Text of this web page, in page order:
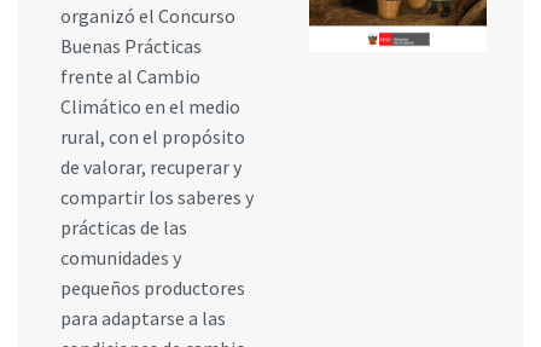
organizó el Concurso
Buenas Prácticas
frente al Cambio
Climático en el medio
rural, con el propósito
de valorar, recuperar y
compartir los saberes y
prácticas de las
comunidades y
pequeños productores
para adaptarse a las